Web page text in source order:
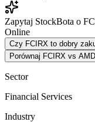
Zapytaj StockBota o
Online
Czy FCIRX to dobry
Porównaj FCIRX vs AMD
Sector
Financial Services
Industry